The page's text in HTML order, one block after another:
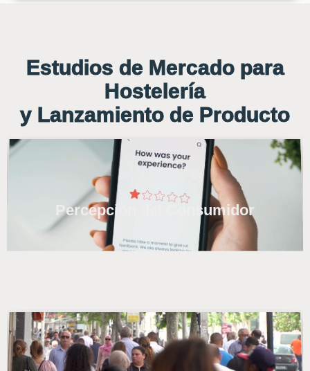
Estudios de Mercado para
Hostelería
y Lanzamiento de Producto
Percepción del Consumidor